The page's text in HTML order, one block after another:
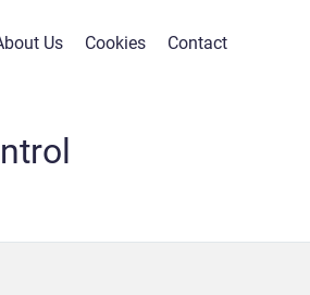
Us Cookies Contact